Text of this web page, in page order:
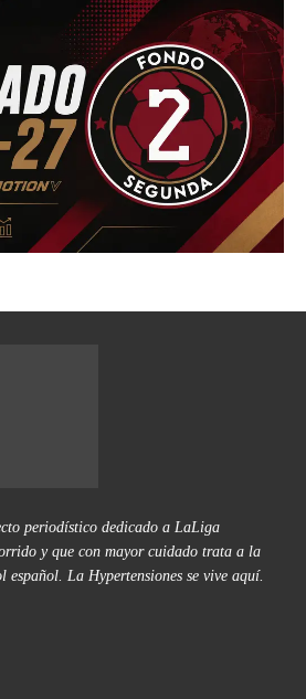
periodístico dedicado a LaLiga
y que con mayor cuidado trata a la
español. La Hypertensiones se vive aquí.